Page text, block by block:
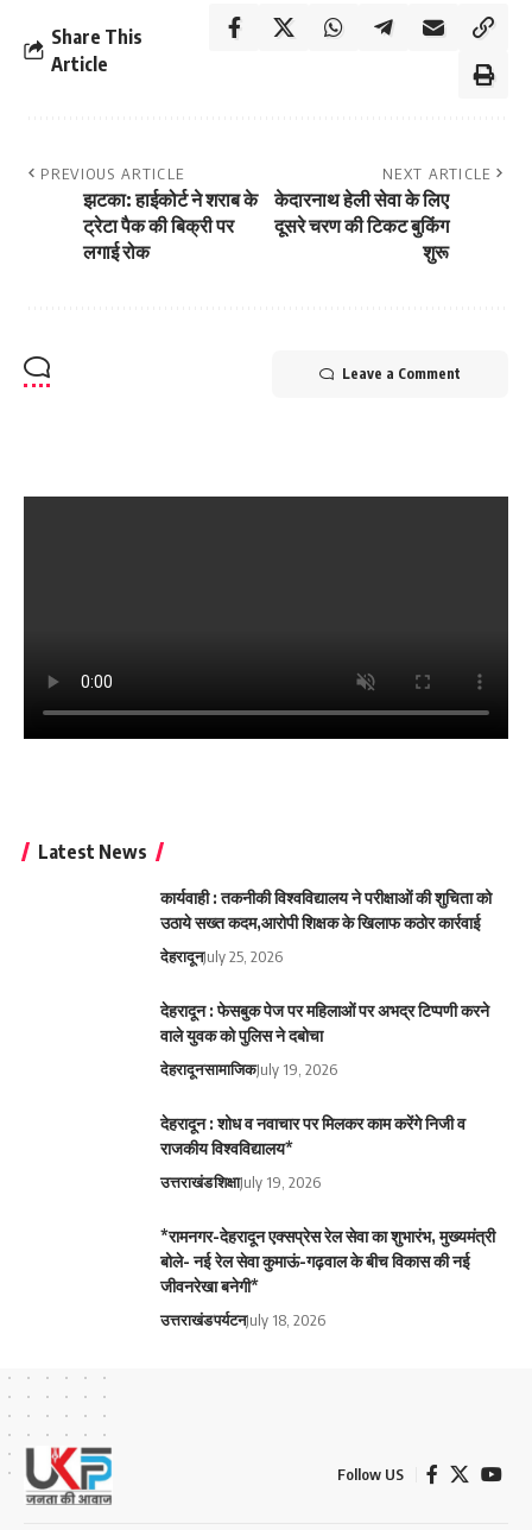
Share This
Article
PREVIOUS ARTICLE
झटका: हाईकोर्ट ने शराब के
ट्रेटा पैक की बिक्री पर
लगाई रोक
NEXT ARTICLE
केदारनाथ हेली सेवा के लिए
दूसरे चरण की टिकट बुकिंग
शुरू
Leave a Comment
Latest News
कार्यवाही : तकनीकी विश्वविद्यालय ने परीक्षाओं की शुचिता को
उठाये सख्त कदम,आरोपी शिक्षक के खिलाफ कठोर कार्रवाई
देहरादूनJuly 25, 2026
देहरादून : फेसबुक पेज पर महिलाओं पर अभद्र टिप्पणी करने
वाले युवक को पुलिस ने दबोचा
देहरादूनसामाजिकJuly 19, 2026
देहरादून : शोध व नवाचार पर मिलकर काम करेंगे निजी व
राजकीय विश्वविद्यालय*
उत्तराखंडशिक्षाJuly 19, 2026
*रामनगर-देहरादून एक्सप्रेस रेल सेवा का शुभारंभ, मुख्यमंत्री
बोले- नई रेल सेवा कुमाऊं-गढ़वाल के बीच विकास की नई
जीवनरेखा बनेगी*
उत्तराखंडपर्यटनJuly 18, 2026
Follow US